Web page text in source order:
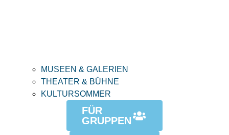
MUSEEN & GALERIEN
THEATER & BÜHNE
KULTURSOMMER
FÜR
GRUPPEN